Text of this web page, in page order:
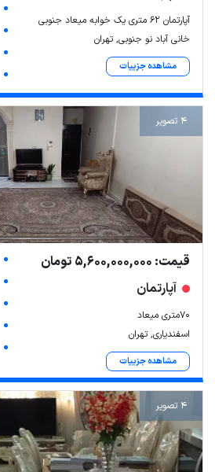
آپارتمان ۶۲ متری یک خوابه میعاد جنوبی
خانی آباد نو جنوبی, تهران
مشاهده جزییات
4 تصویر
قیمت: 5,600,000,000 تومان
آپارتمان
۷۰متری میعاد
اسفندیاری, تهران
مشاهده جزییات
4 تصویر